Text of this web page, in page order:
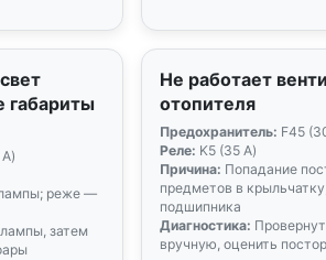
габариты
А)
реже —
затем
Не работает
отопителя
Предохранитель: F45
Реле: K5 (35 А)
Причина: Попадание
предметов в
подшипника
Диагностика:
вручную, оценить